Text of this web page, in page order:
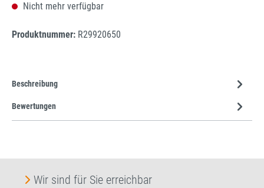
Nicht mehr verfügbar
Produktnummer: R29920650
Beschreibung
Bewertungen
Wir sind für Sie erreichbar